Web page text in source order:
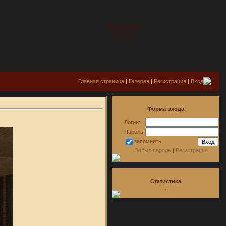
Понедельник
2026-08-10
07:54:32
Главная страница | Галерея | Регистрация | Вход
Форма входа
Логин:
Пароль:
запомнить
Забыл пароль | Регистрация
Статистика